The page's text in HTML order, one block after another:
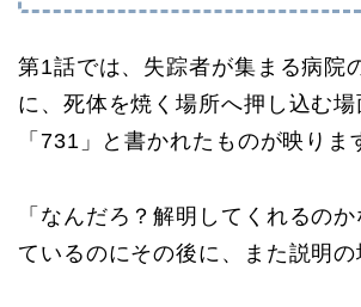
第1話では、失踪者が集まる病院
に、死体を焼く場所へ押し込む
「731」と書かれたものが映りま
「なんだろ？解明してくれるの
ているのにその後に、また説明の